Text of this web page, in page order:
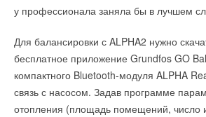
у профессионала заняла бы в лучшем
Для балансировки с ALPHA2 нужно
бесплатное приложение Grundfos GO
компактного Bluetooth-модуля ALPHA
связь с насосом. Задав программе
отопления (площадь помещений, число